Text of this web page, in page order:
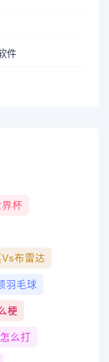
件
杯
vs布雷达
羽毛球
梗
么打